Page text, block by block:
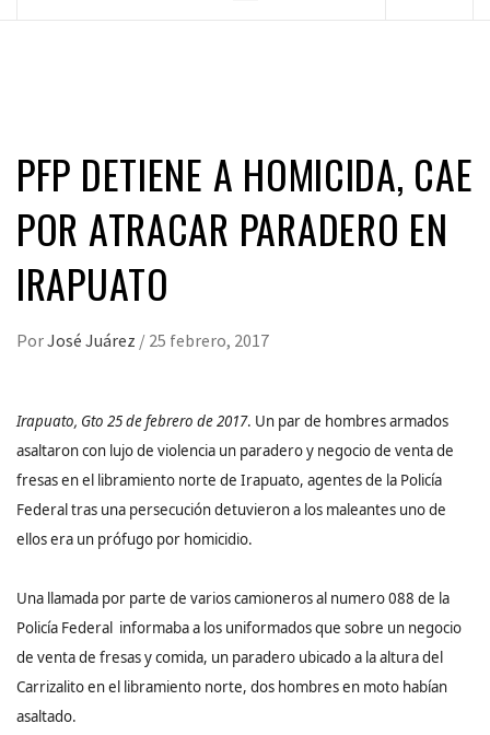
PFP DETIENE A HOMICIDA, CAE
POR ATRACAR PARADERO EN
IRAPUATO
PorJosé Juárez / 25 febrero, 2017
Irapuato, Gto 25 de febrero de 2017. Un par de hombres armados
asaltaron con lujo de violencia un paradero y negocio de venta de
fresas en el libramiento norte de Irapuato, agentes de la Policía
Federal tras una persecución detuvieron a los maleantes uno de
ellos era un prófugo por homicidio.
Una llamada por parte de varios camioneros al numero 088 de la
Policía Federal informaba a los uniformados que sobre un negocio
de venta de fresas y comida, un paradero ubicado a la altura del
Carrizalito en el libramiento norte, dos hombres en moto habían
asaltado.